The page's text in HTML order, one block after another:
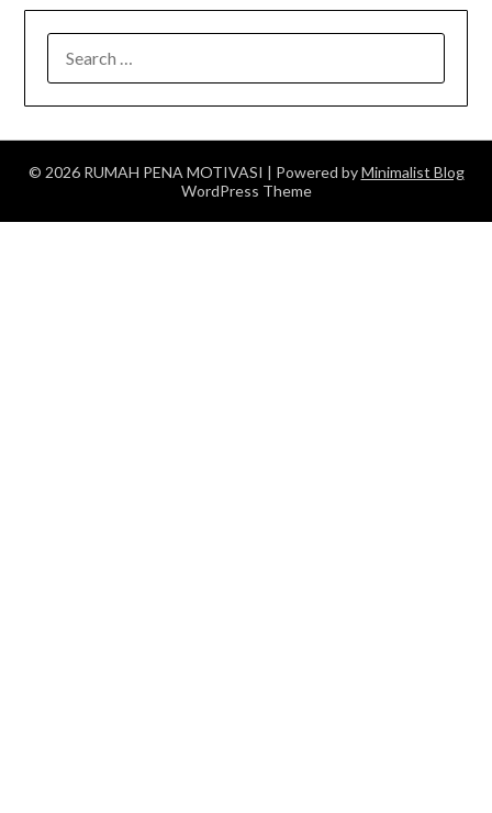
FOR:
© 2026 RUMAH PENA MOTIVASI | Powered byMinimalist Blog
WordPress Theme